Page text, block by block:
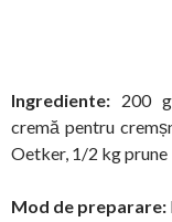
Ingrediente: 200
cremă pentru
Oetker, 1/2 kg prune
Mod de preparare: